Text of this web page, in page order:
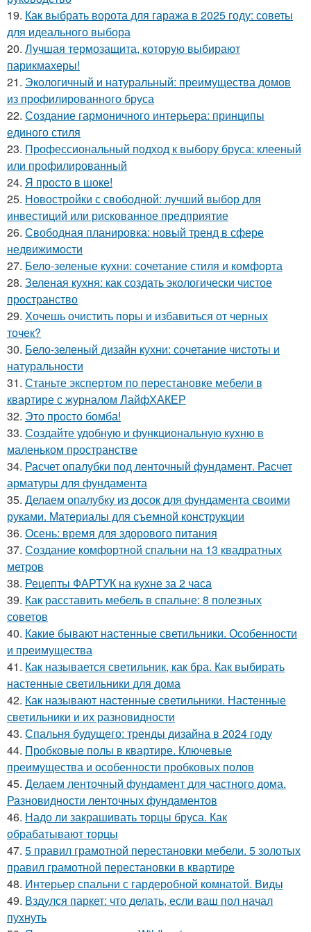
19. Как выбрать ворота для гаража в 2025 году: советы
для идеального выбора
20. Лучшая термозащита, которую выбирают
парикмахеры!
21. Экологичный и натуральный: преимущества домов
из профилированного бруса
22. Создание гармоничного интерьера: принципы
единого стиля
23. Профессиональный подход к выбору бруса: клееный
или профилированный
24. Я просто в шоке!
25. Новостройки с свободной: лучший выбор для
инвестиций или рискованное предприятие
26. Свободная планировка: новый тренд в сфере
недвижимости
27. Бело-зеленые кухни: сочетание стиля и комфорта
28. Зеленая кухня: как создать экологически чистое
пространство
29. Хочешь очистить поры и избавиться от черных
точек?
30. Бело-зеленый дизайн кухни: сочетание чистоты и
натуральности
31. Станьте экспертом по перестановке мебели в
квартире с журналом ЛайфХАКЕР
32. Это просто бомба!
33. Создайте удобную и функциональную кухню в
маленьком пространстве
34. Расчет опалубки под ленточный фундамент. Расчет
арматуры для фундамента
35. Делаем опалубку из досок для фундамента своими
руками. Материалы для съемной конструкции
36. Осень: время для здорового питания
37. Создание комфортной спальни на 13 квадратных
метров
38. Рецепты ФАРТУК на кухне за 2 часа
39. Как расставить мебель в спальне: 8 полезных
советов
40. Какие бывают настенные светильники. Особенности
и преимущества
41. Как называется светильник, как бра. Как выбирать
настенные светильники для дома
42. Как называют настенные светильники. Настенные
светильники и их разновидности
43. Спальня будущего: тренды дизайна в 2024 году
44. Пробковые полы в квартире. Ключевые
преимущества и особенности пробковых полов
45. Делаем ленточный фундамент для частного дома.
Разновидности ленточных фундаментов
46. Надо ли закрашивать торцы бруса. Как
обрабатывают торцы
47. 5 правил грамотной перестановки мебели. 5 золотых
правил грамотной перестановки в квартире
48. Интерьер спальни с гардеробной комнатой. Виды
49. Вздулся паркет: что делать, если ваш пол начал
пухнуть